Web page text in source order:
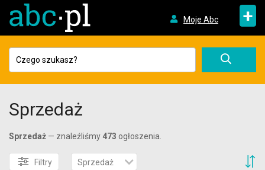
Moje Abc +
Sprzedaż
Sprzedaż — znaleźliśmy 473 ogłoszenia.
Filtry Sprzedaż